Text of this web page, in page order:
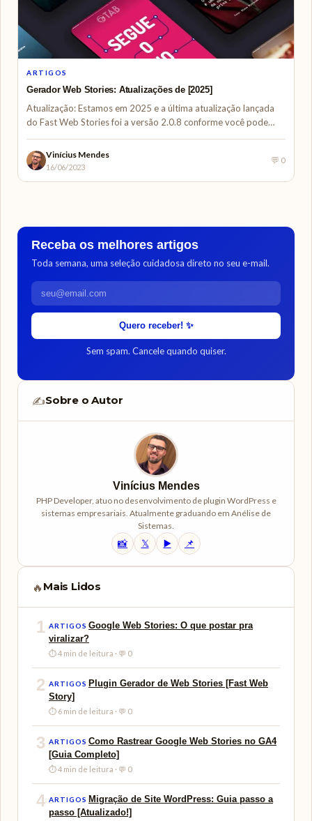
ARTIGOS
Gerador Web Stories: Atualizações de [2025]
Atualização: Estamos em 2025 e a última atualização lançada
do Fast Web Stories foi a versão 2.0.8 conforme você pode…
Vinícius Mendes
16/06/2023
💬 0
Receba os melhores artigos
Toda semana, uma seleção cuidadosa direto no seu e-mail.
Quero receber! ✨
Sem spam. Cancele quando quiser.
✍️Sobre o Autor
Vinícius Mendes
PHP Developer, atuo no desenvolvimento de plugin WordPress e
sistemas empresariais. Atualmente graduando em Anélise de
Sistemas.
📸 𝕏 ▶️ 📌
🔥 Mais Lidos
1 ARTIGOS Google Web Stories: O que postar pra
viralizar?
⏱ 4 min de leitura · 💬 0
2 ARTIGOS Plugin Gerador de Web Stories [Fast Web
Story]
⏱ 6 min de leitura · 💬 0
3 ARTIGOS Como Rastrear Google Web Stories no GA4
[Guia Completo]
⏱ 4 min de leitura · 💬 0
4 ARTIGOS Migração de Site WordPress: Guia passo a
passo [Atualizado!]